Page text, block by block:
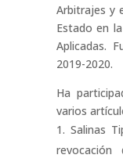
Arbitrajes y
Estado en
Aplicadas.
2019-2020.
Ha
varios
Salinas